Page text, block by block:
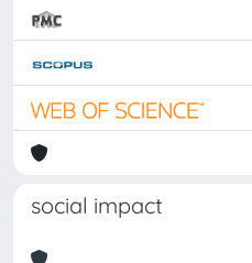
social impact